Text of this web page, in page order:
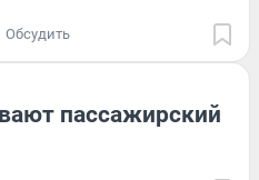
Обсудить
пассажирский